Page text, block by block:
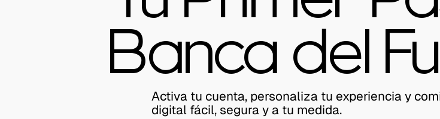
Banca del
Activa tu cuenta, personaliza tu experiencia y
digital fácil, segura y a tu medida.